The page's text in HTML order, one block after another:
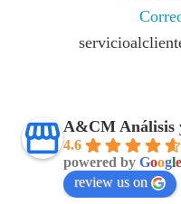
A&CM Análisis
4.6
powered by Google
review us on